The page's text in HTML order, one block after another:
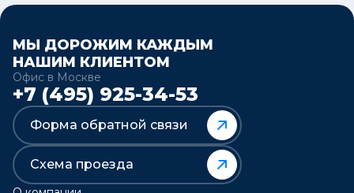
МЫ ДОРОЖИМ КАЖДЫМ
НАШИМ КЛИЕНТОМ
Офис в Москве
+7 (495) 925-34-53
Форма обратной связи
Схема проезда